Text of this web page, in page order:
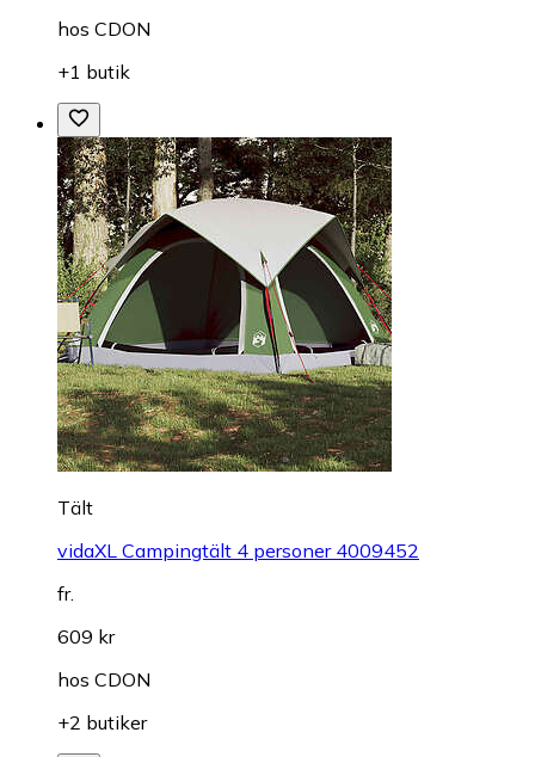
hos CDON
+1 butik
Tält
vidaXL Campingtält 4 personer 4009452
fr.
609 kr
hos CDON
+2 butiker